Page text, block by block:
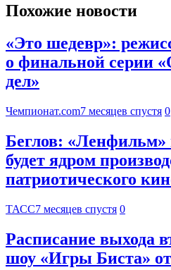
Похожие новости
«Это шедевр»:
о финальной серии
дел»
Чемпионат.com7 месяцев спустя 0
Беглов: «Ленфильм»
будет ядром
патриотического
ТАСС7 месяцев спустя 0
Расписание выхода
шоу «Игры Биста»